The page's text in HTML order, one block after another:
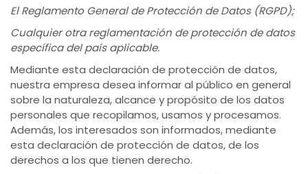
El Reglamento General de Protección de Datos (RGPD);
Cualquier otra reglamentación de protección de datos
específica del país aplicable.
Mediante esta declaración de protección de datos,
nuestra empresa desea informar al público en general
sobre la naturaleza, alcance y propósito de los datos
personales que recopilamos, usamos y procesamos.
Además, los interesados ​​son informados, mediante
esta declaración de protección de datos, de los
derechos a los que tienen derecho.